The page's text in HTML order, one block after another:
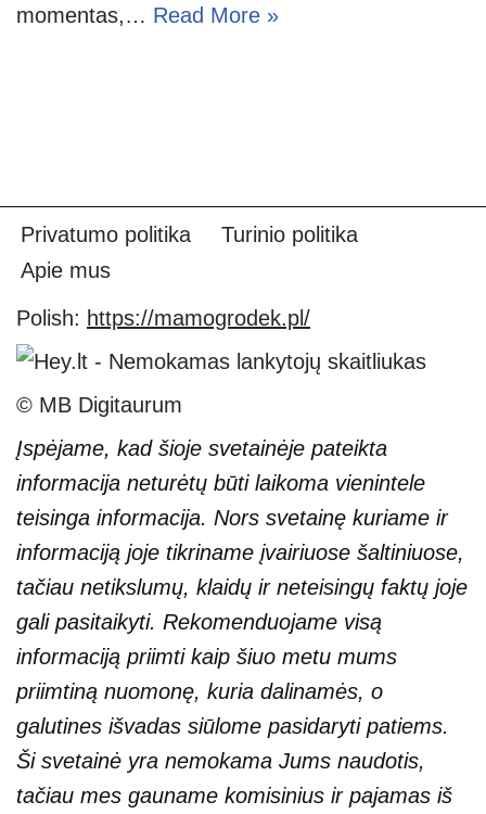
momentas,… Read More »
Privatumo politika
Turinio politika
Apie mus
Polish: https://mamogrodek.pl/
© MB Digitaurum
Įspėjame, kad šioje svetainėje pateikta
informacija neturėtų būti laikoma vienintele
teisinga informacija. Nors svetainę kuriame ir
informaciją joje tikriname įvairiuose šaltiniuose,
tačiau netikslumų, klaidų ir neteisingų faktų joje
gali pasitaikyti. Rekomenduojame visą
informaciją priimti kaip šiuo metu mums
priimtiną nuomonę, kuria dalinamės, o
galutines išvadas siūlome pasidaryti patiems.
Ši svetainė yra nemokama Jums naudotis,
tačiau mes gauname komisinius ir pajamas iš